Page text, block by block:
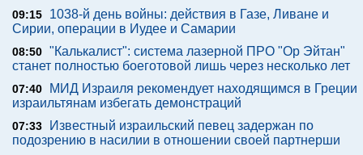
09:15
1038-й день войны: действия в Газе, Ливане и
Сирии, операции в Иудее и Самарии
08:50 "Калькалист": система лазерной ПРО "Ор Эйтан"
станет полностью боеготовой лишь через несколько лет
07:40
МИД Израиля рекомендует находящимся в Греции
израильтянам избегать демонстраций
07:33
Известный израильский певец задержан по
подозрению в насилии в отношении своей партнерши